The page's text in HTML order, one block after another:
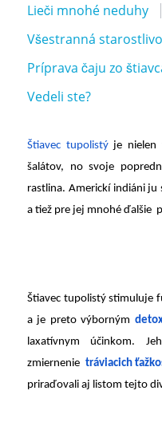
Lieči mnohé neduhy
Všestranná
Príprava čaju zo
Vedeli ste?
Štiavec tupolistýje nielen
šalátov, no svoje
rastlina. Americkí indiáni
a tiež pre jej mnohé ďalšie
Štiavec tupolistý stimuluje
a je preto výborným
laxatívnym účinkom.
zmiernenie tráviacich
priraďovali aj listom tejto